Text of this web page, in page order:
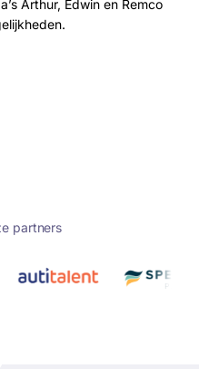
Arthur, Edwin en Remco
partners